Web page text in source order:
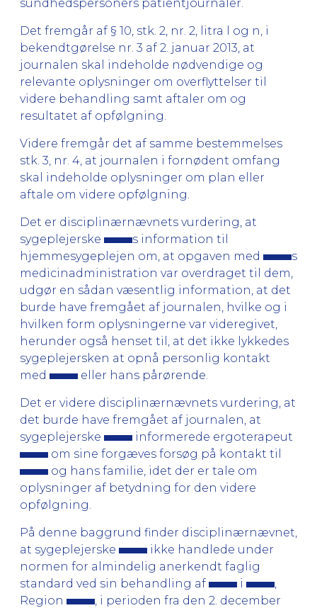
sundhedspersoners patientjournaler.
Det fremgår af § 10, stk. 2, nr. 2, litra l og n, i
bekendtgørelse nr. 3 af 2. januar 2013, at
journalen skal indeholde nødvendige og
relevante oplysninger om overflyttelser til
videre behandling samt aftaler om og
resultatet af opfølgning.
Videre fremgår det af samme bestemmelses
stk. 3, nr. 4, at journalen i fornødent omfang
skal indeholde oplysninger om plan eller
aftale om videre opfølgning.
Det er disciplinærnævnets vurdering, at
sygeplejerske
s information til
hjemmesygeplejen om, at opgaven med
s
medicinadministration var overdraget til dem,
udgør en sådan væsentlig information, at det
burde have fremgået af journalen, hvilke og i
hvilken form oplysningerne var videregivet,
herunder også henset til, at det ikke lykkedes
sygeplejersken at opnå personlig kontakt
med
eller hans pårørende.
Det er videre disciplinærnævnets vurdering, at
det burde have fremgået af journalen, at
sygeplejerske
informerede ergoterapeut
om sine forgæves forsøg på kontakt til
og hans familie, idet der er tale om
oplysninger af betydning for den videre
opfølgning.
På denne baggrund finder disciplinærnævnet,
at sygeplejerske
ikke handlede under
normen for almindelig anerkendt faglig
standard ved sin behandling af
i
Region
, i perioden fra den 2. december